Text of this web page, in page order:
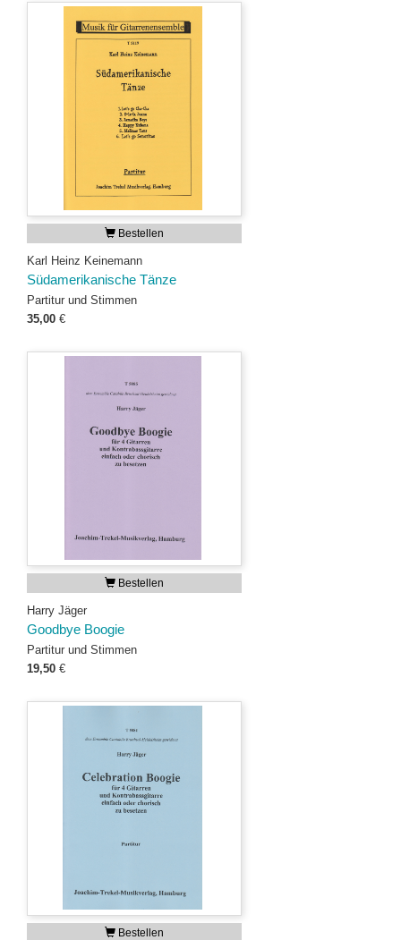
Bestellen
Karl Heinz Keinemann
Südamerikanische Tänze
Partitur und Stimmen
35,00 €
Bestellen
Harry Jäger
Goodbye Boogie
Partitur und Stimmen
19,50 €
Bestellen